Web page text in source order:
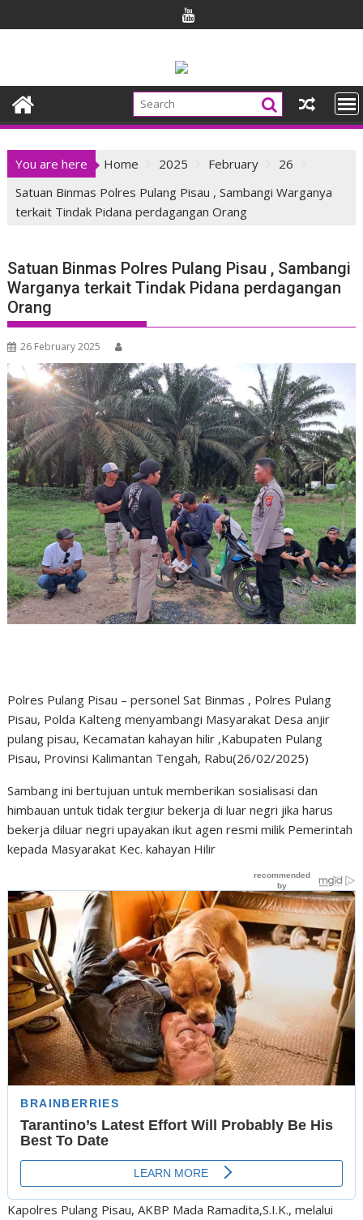
to
You are here Home 2025 February
26
Satuan Binmas Polres Pulang Pisau , Sambangi Warganya
terkait Tindak Pidana perdagangan Orang
Satuan Binmas Polres Pulang Pisau , Sambangi
Warganya terkait Tindak Pidana perdagangan
Orang
26 February 2025
Polres Pulang Pisau – personel Sat Binmas , Polres Pulang
Pisau, Polda Kalteng menyambangi Masyarakat Desa anjir
pulang pisau, Kecamatan kahayan hilir ,Kabupaten Pulang
Pisau, Provinsi Kalimantan Tengah, Rabu(26/02/2025)
Sambang ini bertujuan untuk memberikan sosialisasi dan
himbauan untuk tidak tergiur bekerja di luar negri jika harus
bekerja diluar negri upayakan ikut agen resmi milik Pemerintah
kepada Masyarakat Kec. kahayan Hilir
Kapolres Pulang Pisau, AKBP Mada Ramadita,S.I.K., melalui